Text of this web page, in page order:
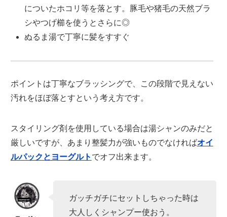
についたホコリ等を落とす。豚毛や猪毛の天然ブラ
シやつげ櫛を使うとさらに◎
ぬるま湯で丁寧に髪をすすぐ
ポイントは丁寧なブラッシングで、この段階で見えない
汚れをほぼ落とすという考え方です。
スタイリング剤を使用している場合は湯シャンのみだと
厳しいですが、あまり整髪力が強いものでなければオイ
ルパックとヨーグルト でオフ出来ます。
ガッチガチにセットしちゃった時は
大人しくシャンプー使おう。